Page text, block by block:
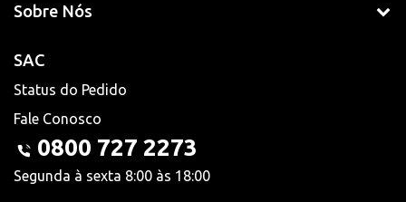
Sobre Nós
SAC
Status do Pedido
Fale Conosco
0800 727 2273
Segunda à sexta 8:00 às 18:00